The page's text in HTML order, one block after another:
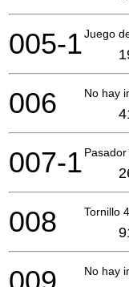
Juego
005-1
No hay
006
007-1
Tornillo
008
No hay